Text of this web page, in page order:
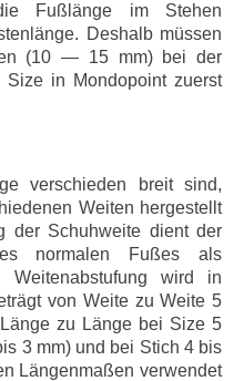
Fußlänge im Stehen
Deshalb müssen
(10 — 15 mm) bei der
in Mondopoint zuerst
verschieden breit sind,
Weiten hergestellt
der Schuhweite dient der
normalen Fußes als
Weitenabstufung wird in
von Weite zu Weite 5
zu Länge bei Size 5
3 mm) und bei Stich 4 bis
Längenmaßen verwendet